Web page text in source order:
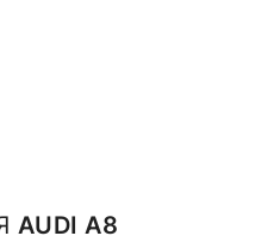
AUDI A8